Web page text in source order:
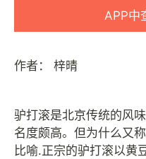
APP中
作者： 梓晴
驴打滚是北京传统的风
名度颇高。但为什么又
比喻.正宗的驴打滚以黄